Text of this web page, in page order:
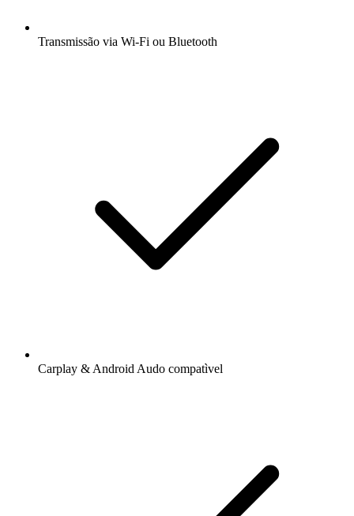
Transmissão via Wi-Fi ou Bluetooth
Carplay & Android Audo compatìvel